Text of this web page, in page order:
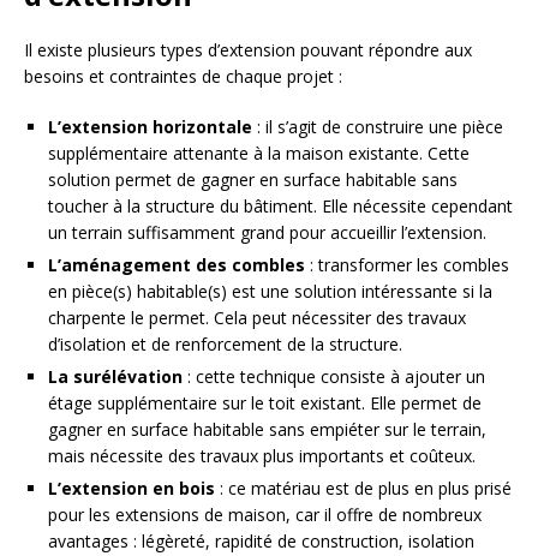
Il existe plusieurs types d’extension pouvant répondre aux
besoins et contraintes de chaque projet :
L’extension horizontale : il s’agit de construire une pièce
supplémentaire attenante à la maison existante. Cette
solution permet de gagner en surface habitable sans
toucher à la structure du bâtiment. Elle nécessite cependant
un terrain suffisamment grand pour accueillir l’extension.
L’aménagement des combles : transformer les combles
en pièce(s) habitable(s) est une solution intéressante si la
charpente le permet. Cela peut nécessiter des travaux
d’isolation et de renforcement de la structure.
La surélévation : cette technique consiste à ajouter un
étage supplémentaire sur le toit existant. Elle permet de
gagner en surface habitable sans empiéter sur le terrain,
mais nécessite des travaux plus importants et coûteux.
L’extension en bois : ce matériau est de plus en plus prisé
pour les extensions de maison, car il offre de nombreux
avantages : légèreté, rapidité de construction, isolation